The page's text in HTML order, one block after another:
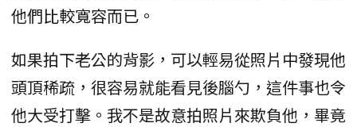
他們比較寬容而已。
如果拍下老公的背影，可以輕易從照片中發現他
頭頂稀疏，很容易就能看見後腦勺，這件事也令
他大受打擊。我不是故意拍照片來欺負他，畢竟